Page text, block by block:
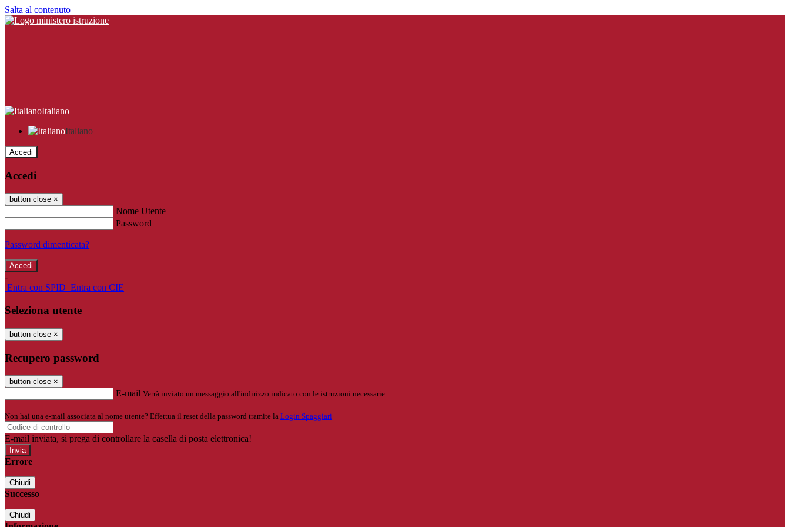
Salta al contenuto
Italiano
Italiano
Accedi
Accedi
button close ×
Nome Utente
Password
Password dimenticata?
-
Entra con SPID Entra con CIE
Seleziona utente
button close ×
Recupero password
button close ×
E-mail Verrà inviato un messaggio all'indirizzo indicato con le istruzioni necessarie.
Non hai una e-mail associata al nome utente? Effettua il reset della password tramite la Login Spaggiari
E-mail inviata, si prega di controllare la casella di posta elettronica!
Errore
Chiudi
Successo
Chiudi